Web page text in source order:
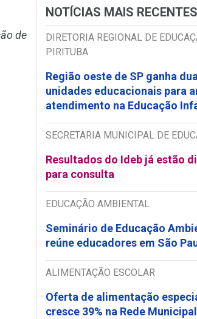
de
NOTÍCIAS MAIS RECENTES
DIRETORIA REGIONAL DE
PIRITUBA
Região oeste de SP ganha
unidades educacionais para
atendimento na Educação
SECRETARIA MUNICIPAL DE
Resultados do Ideb já estão
para consulta
EDUCAÇÃO AMBIENTAL
Seminário de Educação
reúne educadores em São
ALIMENTAÇÃO ESCOLAR
Oferta de alimentação
cresce 39% na Rede